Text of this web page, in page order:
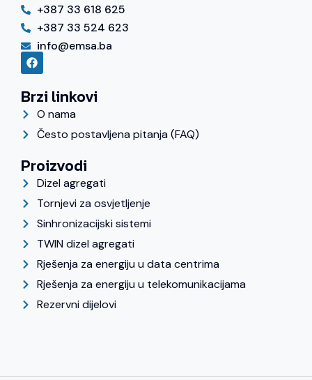
+387 33 618 625
+387 33 524 623
info@emsa.ba
Brzi linkovi
O nama
Često postavljena pitanja (FAQ)
Proizvodi
Dizel agregati
Tornjevi za osvjetljenje
Sinhronizacijski sistemi
TWIN dizel agregati
Rješenja za energiju u data centrima
Rješenja za energiju u telekomunikacijama
Rezervni dijelovi